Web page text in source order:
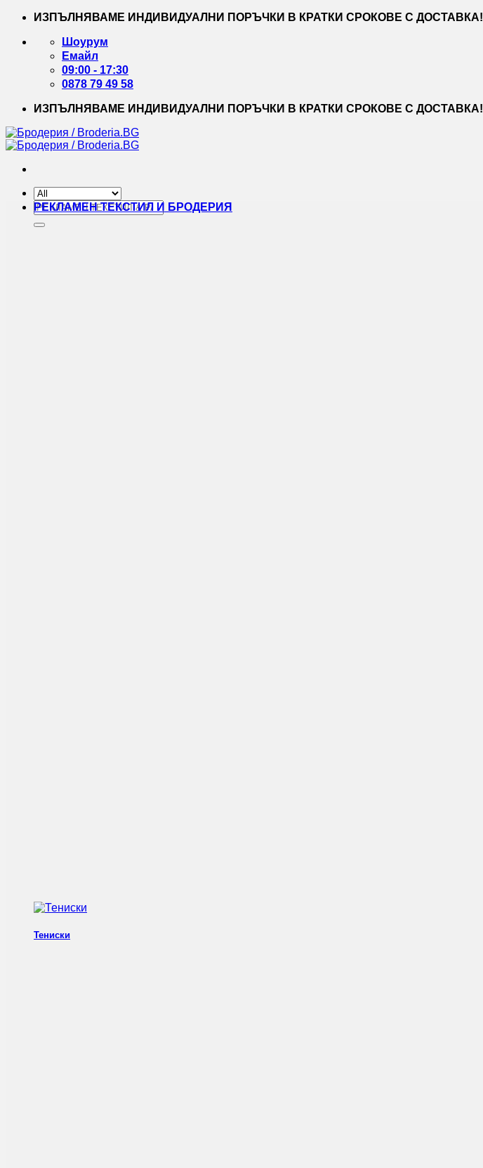
Skip
content
ИЗПЪЛНЯВАМЕ ИНДИВИДУАЛНИ ПОРЪЧКИ В КРАТКИ СРОКОВЕ С ДОСТАВКА!
Шоурум
Емайл
09:00 - 17:30
0878 79 49 58
ИЗПЪЛНЯВАМЕ ИНДИВИДУАЛНИ ПОРЪЧКИ В КРАТКИ СРОКОВЕ С ДОСТАВКА!
Търсене
за:
РЕКЛАМЕН ТЕКСТИЛ И БРОДЕРИЯ
Тениски